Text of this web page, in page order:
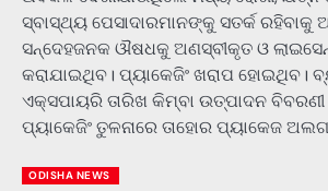
ସ୍ବାସ୍ଥ୍ୟ ପେସାଦାରମାନଙ୍କୁ ସତର୍କ ରହିବାକୁ
ସନ୍ଦେହଜନକ ଔଷଧକୁ ଅଣସ୍ବୀକୃତ ଓ
କରାଯାଇଥିବ। ପ୍ୟାକେଜିଂ ଖରାପ ହୋଇଥିବ।
ଏକ୍ସପାୟରି ତାରିଖ କିମ୍ବା ଉତ୍ପାଦନ
ପ୍ୟାକେଜିଂ ତୁଳନାରେ ତାହୋର ପ୍ୟାକେଜ
ODISHA NEWS